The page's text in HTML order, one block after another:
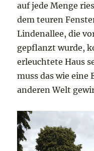
auf jede Menge
dem teuren
Lindenallee, die
gepflanzt wurde,
erleuchtete Haus
muss das wie eine
anderen Welt